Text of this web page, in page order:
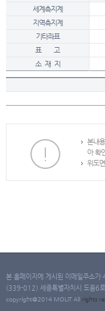
세계측지계
지역측지계
기타좌표
표 고
소 재 지
본내
아 확
위도
본 홈페이지에 게시된 이메일주소가
(339-012) 세종특별자치시 도움6
copyright@2014 MOLIT All rights